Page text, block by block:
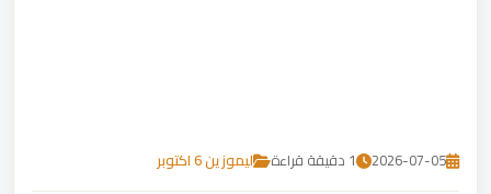
2026-07-05 1 دقيقة قراءة ليموزين 6 اكتوبر